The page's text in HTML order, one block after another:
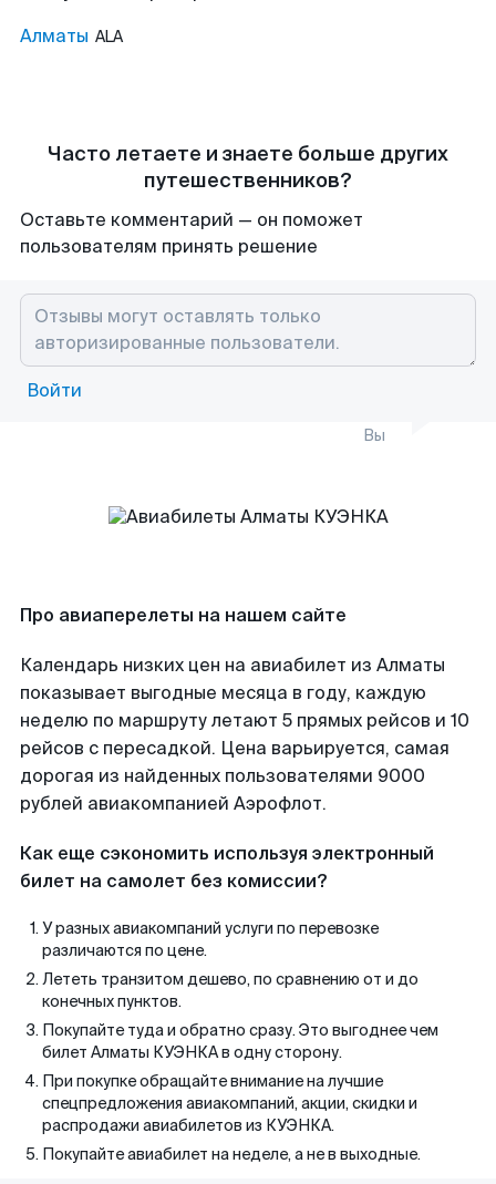
Алматы ALA
Часто летаете и знаете больше других
путешественников?
Оставьте комментарий — он поможет
пользователям принять решение
Войти
Вы
Про авиаперелеты на нашем сайте
Календарь низких цен на авиабилет из Алматы
показывает выгодные месяца в году, каждую
неделю по маршруту летают 5 прямых рейсов и 10
рейсов с пересадкой. Цена варьируется, самая
дорогая из найденных пользователями 9000
рублей авиакомпанией Аэрофлот.
Как еще сэкономить используя электронный
билет на самолет без комиссии?
У разных авиакомпаний услуги по перевозке
различаются по цене.
Лететь транзитом дешево, по сравнению от и до
конечных пунктов.
Покупайте туда и обратно сразу. Это выгоднее чем
билет Алматы КУЭНКА в одну сторону.
При покупке обращайте внимание на лучшие
спецпредложения авиакомпаний, акции, скидки и
распродажи авиабилетов из КУЭНКА.
Покупайте авиабилет на неделе, а не в выходные.